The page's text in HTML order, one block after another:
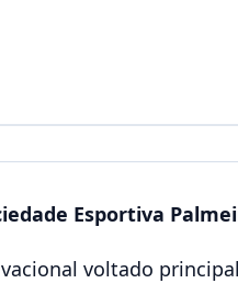
Esportiva
voltado